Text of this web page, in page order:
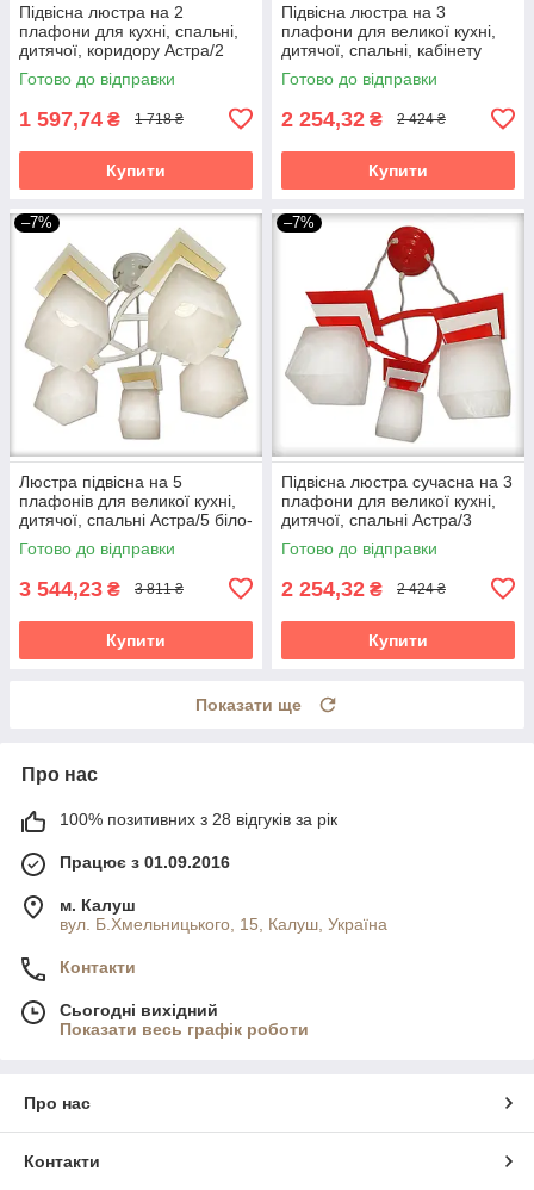
Підвісна люстра на 2
плафони для кухні, спальні,
дитячої, коридору Астра/2
коричнево-бежева
Готово до відправки
1 597,74 ₴ 1 718 ₴
Купити
Підвісна люстра на 3
плафони для великої кухні,
дитячої, спальні, кабінету
Астра/3 чорно-біла
Готово до відправки
2 254,32 ₴ 2 424 ₴
Купити
–7%
Люстра підвісна на 5
плафонів для великої кухні,
дитячої, спальні Астра/5 біло-
бежева
Готово до відправки
3 544,23 ₴ 3 811 ₴
Купити
–7%
Підвісна люстра сучасна на 3
плафони для великої кухні,
дитячої, спальні Астра/3
червоно-біла
Готово до відправки
2 254,32 ₴ 2 424 ₴
Купити
Показати ще
Про нас
100% позитивних з 28 відгуків за рік
Працює з 01.09.2016
м. Калуш
вул. Б.Хмельницького, 15, Калуш, Україна
Контакти
Сьогодні вихідний
Показати весь графік роботи
Про нас
Контакти